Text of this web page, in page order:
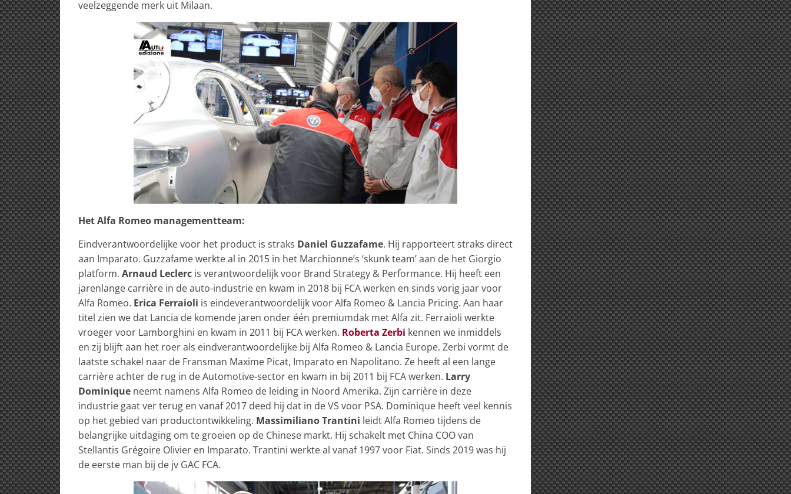
veelzeggende merk uit Milaan.
Het Alfa Romeo managementteam:
Eindverantwoordelijke voor het product is straks Daniel Guzzafame. Hij rapporteert straks direct
aan Imparato. Guzzafame werkte al in 2015 in het Marchionne’s ‘skunk team’ aan de het Giorgio
platform. Arnaud Leclerc is verantwoordelijk voor Brand Strategy & Performance. Hij heeft een
jarenlange carrière in de auto-industrie en kwam in 2018 bij FCA werken en sinds vorig jaar voor
Alfa Romeo. Erica Ferraioli is eindeverantwoordelijk voor Alfa Romeo & Lancia Pricing. Aan haar
titel zien we dat Lancia de komende jaren onder één premiumdak met Alfa zit. Ferraioli werkte
vroeger voor Lamborghini en kwam in 2011 bij FCA werken. Roberta Zerbi kennen we inmiddels
en zij blijft aan het roer als eindverantwoordelijke bij Alfa Romeo & Lancia Europe. Zerbi vormt de
laatste schakel naar de Fransman Maxime Picat, Imparato en Napolitano. Ze heeft al een lange
carrière achter de rug in de Automotive-sector en kwam in bij 2011 bij FCA werken. Larry
Dominique neemt namens Alfa Romeo de leiding in Noord Amerika. Zijn carrière in deze
industrie gaat ver terug en vanaf 2017 deed hij dat in de VS voor PSA. Dominique heeft veel kennis
op het gebied van productontwikkeling. Massimiliano Trantini leidt Alfa Romeo tijdens de
belangrijke uitdaging om te groeien op de Chinese markt. Hij schakelt met China COO van
Stellantis Grégoire Olivier en Imparato. Trantini werkte al vanaf 1997 voor Fiat. Sinds 2019 was hij
de eerste man bij de jv GAC FCA.